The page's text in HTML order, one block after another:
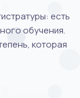
есть
обучения.
которая